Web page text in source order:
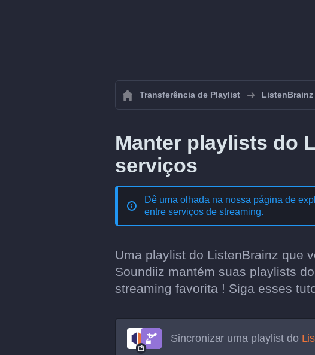
Transferência de Playlist ListenBrainz
Manter playlists do
serviços
Dê uma olhada na nossa página de
entre serviços de streaming.
Uma playlist do ListenBrainz que
Soundiiz mantém suas playlists
streaming favorita ! Siga esses
Sincronizar uma playlist do